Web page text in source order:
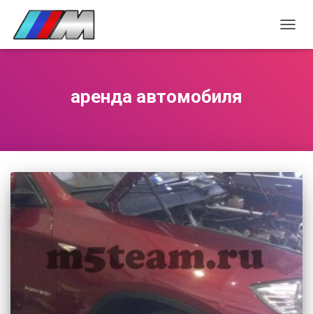
аренда автомобиля